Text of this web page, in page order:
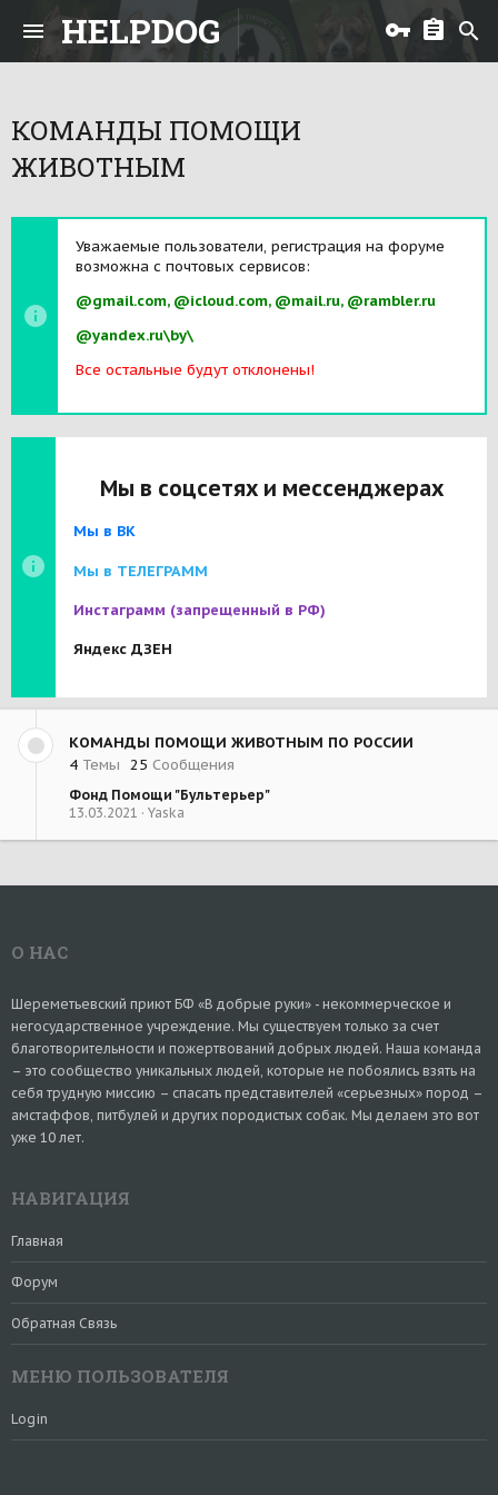
HELPDOG
КОМАНДЫ ПОМОЩИ
ЖИВОТНЫМ
Уважаемые пользователи, регистрация на форуме
возможна с почтовых сервисов:
@gmail.com, @icloud.com, @mail.ru, @rambler.ru
@yandex.ru\by\
Все остальные будут отклонены!
Мы в соцсетях и мессенджерах
Мы в ВК
Мы в ТЕЛЕГРАММ
Инстаграмм (запрещенный в РФ)
Яндекс ДЗЕН
КОМАНДЫ ПОМОЩИ ЖИВОТНЫМ ПО РОССИИ
4 Темы 25 Сообщения
Фонд Помощи "Бультерьер"
13.03.2021
Yaska
О НАС
Шереметьевский приют БФ «В добрые руки» - некоммерческое и
негосударственное учреждение. Мы существуем только за счет
благотворительности и пожертвований добрых людей. Наша команда
– это сообщество уникальных людей, которые не побоялись взять на
себя трудную миссию – спасать представителей «серьезных» пород –
амстаффов, питбулей и других породистых собак. Мы делаем это вот
уже 10 лет.
НАВИГАЦИЯ
Главная
Форум
Обратная Связь
МЕНЮ ПОЛЬЗОВАТЕЛЯ
Login